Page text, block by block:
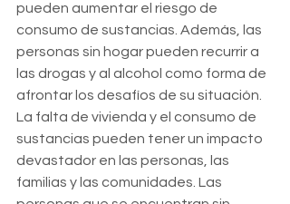
pueden aumentar el riesgo de
consumo de sustancias. Además, las
personas sin hogar pueden recurrir a
las drogas y al alcohol como forma de
afrontar los desafíos de su situación.
La falta de vivienda y el consumo de
sustancias pueden tener un impacto
devastador en las personas, las
familias y las comunidades. Las